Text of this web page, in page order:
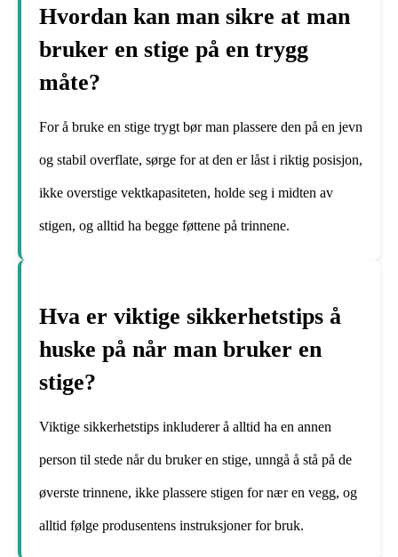
Hvordan kan man sikre at man
bruker en stige på en trygg
måte?
For å bruke en stige trygt bør man plassere den på en jevn
og stabil overflate, sørge for at den er låst i riktig posisjon,
ikke overstige vektkapasiteten, holde seg i midten av
stigen, og alltid ha begge føttene på trinnene.
Hva er viktige sikkerhetstips å
huske på når man bruker en
stige?
Viktige sikkerhetstips inkluderer å alltid ha en annen
person til stede når du bruker en stige, unngå å stå på de
øverste trinnene, ikke plassere stigen for nær en vegg, og
alltid følge produsentens instruksjoner for bruk.